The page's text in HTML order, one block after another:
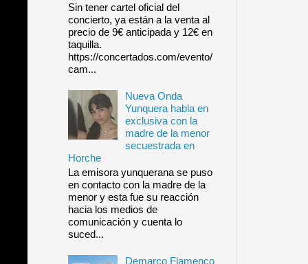
Sin tener cartel oficial del
concierto, ya están a la venta al
precio de 9€ anticipada y 12€ en
taquilla.
https://concertados.com/evento/
cam...
Nueva Onda
Yunquera habla en
exclusiva con la
madre de la menor
secuestrada en
Horche
La emisora yunquerana se puso
en contacto con la madre de la
menor y esta fue su reacción
hacia los medios de
comunicación y cuenta lo
suced...
Demarco Flamenco